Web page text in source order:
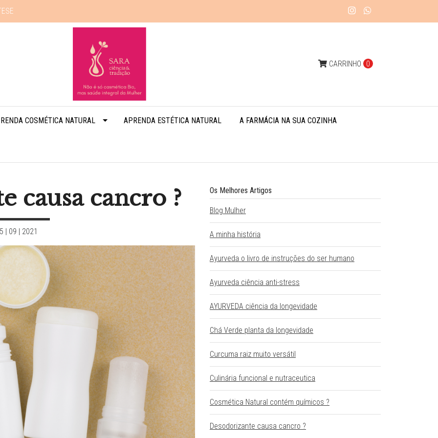
CARRINHO 0
COSMÉTICA NATURAL APRENDA ESTÉTICA NATURAL A FARMÁCIA NA SUA COZINHA
causa cancro ?
| 09 | 2021
Os Melhores Artigos
Blog Mulher
A minha história
Ayurveda o livro de instruções do ser humano
Ayurveda ciência anti-stress
AYURVEDA ciência da longevidade
Chá Verde planta da longevidade
Curcuma raiz muito versátil
Culinária funcional e nutraceutica
Cosmética Natural contém químicos ?
Desodorizante causa cancro ?